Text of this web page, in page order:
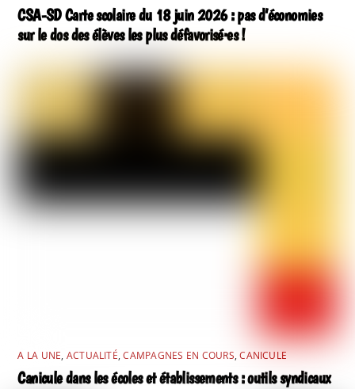
CSA-SD Carte scolaire du 18 juin 2026 : pas d’économies
sur le dos des élèves les plus défavorisé·es !
A LA UNE, ACTUALITÉ,CAMPAGNES EN COURS,CANICULE
Canicule dans les écoles et établissements : outils syndicaux